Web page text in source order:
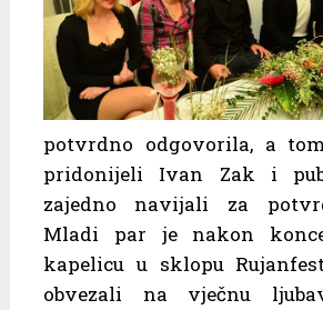
potvrdno odgovorila, a
pridonijeli Ivan Zak i
zajedno navijali za
Mladi par je nakon
kapelicu u sklopu
obvezali na vječnu